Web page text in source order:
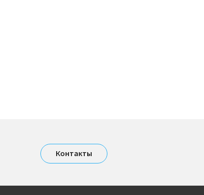
Контакты